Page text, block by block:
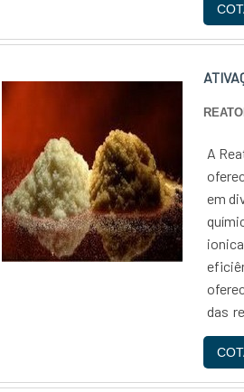
A
em
das
com